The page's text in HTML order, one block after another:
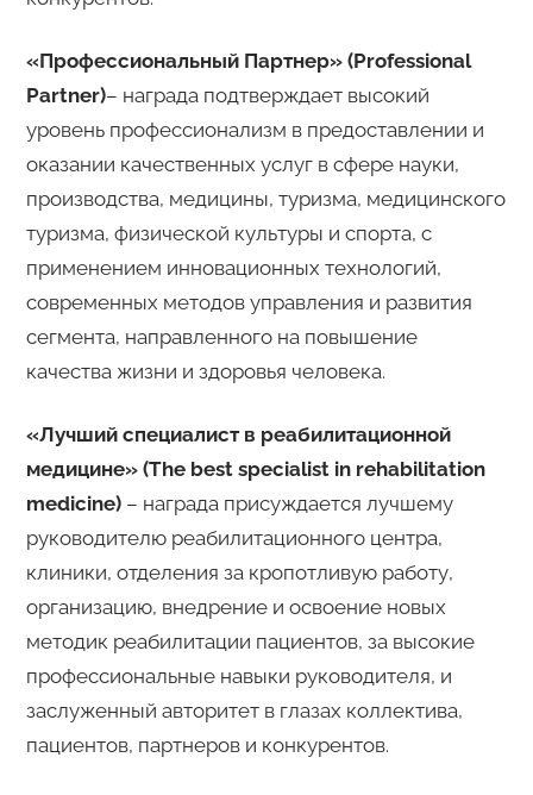
«Профессиональный Партнер» (Professional
Partner)– награда подтверждает высокий
уровень профессионализм в предоставлении и
оказании качественных услуг в сфере науки,
производства, медицины, туризма, медицинского
туризма, физической культуры и спорта, с
применением инновационных технологий,
современных методов управления и развития
сегмента, направленного на повышение
качества жизни и здоровья человека.
«Лучший специалист в реабилитационной
медицине» (The best specialist in rehabilitation
medicine) – награда присуждается лучшему
руководителю реабилитационного центра,
клиники, отделения за кропотливую работу,
организацию, внедрение и освоение новых
методик реабилитации пациентов, за высокие
профессиональные навыки руководителя, и
заслуженный авторитет в глазах коллектива,
пациентов, партнеров и конкурентов.